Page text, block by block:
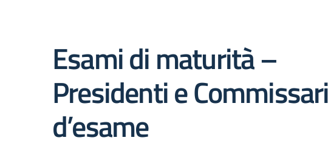
Esami di maturità –
Presidenti e Commissari
d’esame